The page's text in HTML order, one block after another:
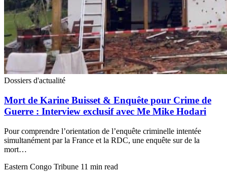
Dossiers d'actualité
Mort de Karine Buisset & Enquête pour Crime de
Guerre : Interview exclusif avec Me Mike Hodari
Pour comprendre l’orientation de l’enquête criminelle intentée
simultanément par la France et la RDC, une enquête sur de la
mort…
Eastern Congo Tribune 11 min read